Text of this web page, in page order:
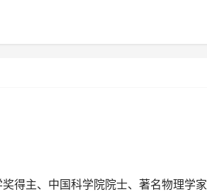
得主、中国科学院院士、著名物理学家